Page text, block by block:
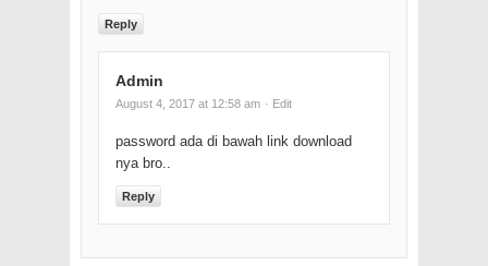
Reply
Admin
August 4, 2017 at 12:58 am · Edit
password ada di bawah link download
nya bro..
Reply